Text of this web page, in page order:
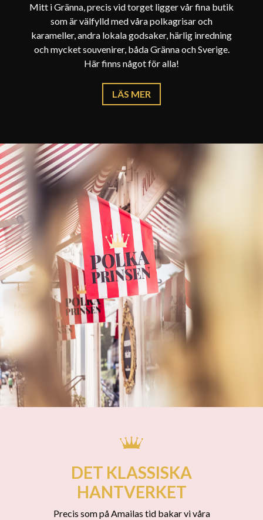
Mitt i Gränna, precis vid torget ligger vår fina butik
som är välfylld med våra polkagrisar och
karameller, andra lokala godsaker, härlig inredning
och mycket souvenirer, båda Gränna och Sverige.
Här finns något för alla!
LÄS MER
DET KLASSISKA
HANTVERKET
Precis som på Amailas tid bakar vi våra